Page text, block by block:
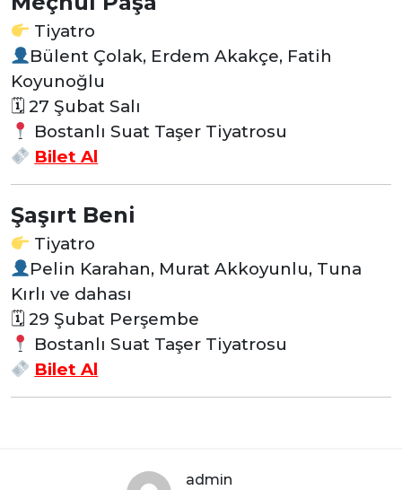
Tiyatro
Bülent Çolak, Erdem Akakçe, Fatih
Koyunoğlu
🗓 27 Şubat Salı
Bostanlı Suat Taşer Tiyatrosu
Bilet Al
Şaşırt Beni
Tiyatro
Pelin Karahan, Murat Akkoyunlu, Tuna
Kırlı ve dahası
🗓 29 Şubat Perşembe
Bostanlı Suat Taşer Tiyatrosu
Bilet Al
admin